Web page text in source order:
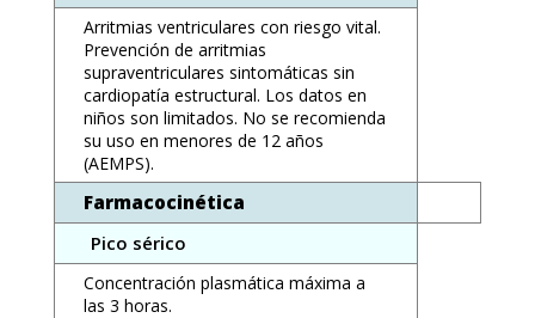
Arritmias ventriculares con riesgo vital.
Prevención de arritmias
supraventriculares sintomáticas sin
cardiopatía estructural. Los datos en
niños son limitados. No se recomienda
su uso en menores de 12 años
(AEMPS).
Farmacocinética
Pico sérico
Concentración plasmática máxima a
las 3 horas.